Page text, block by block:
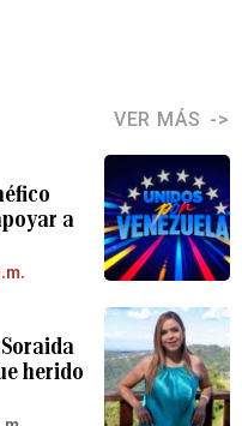
VER MÁS
a
herido